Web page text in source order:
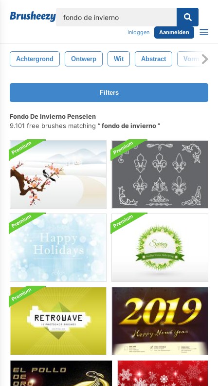
Inloggen Aanmelden
Achtergrond Ontwerp Wit Abstract Vorm
Filters
Fondo De Invierno Penselen
9.101 free brushes matching
fondo de invierno